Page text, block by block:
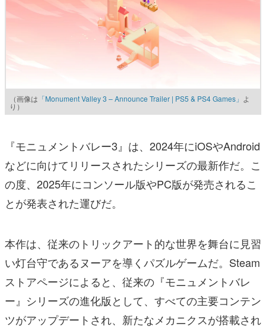
（画像は 「Monument Valley 3 – Announce Trailer | PS5 & PS4 Games」 よ
り）
『モニュメントバレー3』は、2024年にiOSやAndroid
などに向けてリリースされたシリーズの最新作だ。こ
の度、2025年にコンソール版やPC版が発売されるこ
とが発表された運びだ。
本作は、従来のトリックアート的な世界を舞台に見習
い灯台守であるヌーアを導くパズルゲームだ。Steam
ストアページによると、従来の『モニュメントバレ
ー』シリーズの進化版として、すべての主要コンテン
ツがアップデートされ、新たなメカニクスが搭載され